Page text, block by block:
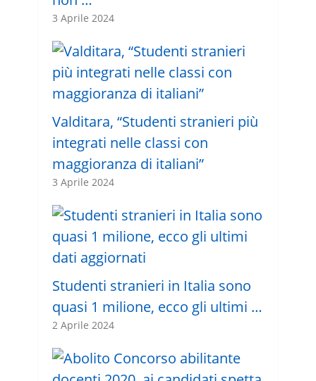
3 Aprile 2024
Valditara, “Studenti stranieri più
integrati nelle classi con
maggioranza di italiani”
3 Aprile 2024
Studenti stranieri in Italia sono
quasi 1 milione, ecco gli ultimi …
2 Aprile 2024